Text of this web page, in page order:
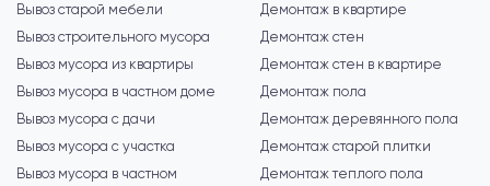
Вывоз старой мебели
Вывоз строительного мусора
Вывоз мусора из квартиры
Вывоз мусора в частном доме
Вывоз мусора с дачи
Вывоз мусора с участка
Вывоз мусора в частном
Демонтаж в квартире
Демонтаж стен
Демонтаж стен в квартире
Демонтаж пола
Демонтаж деревянного пола
Демонтаж старой плитки
Демонтаж теплого пола